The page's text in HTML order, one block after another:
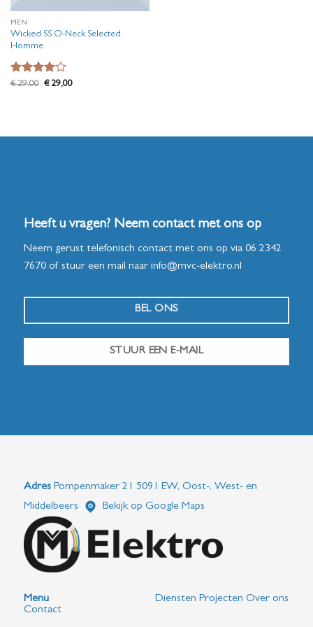
MEN
Wicked SS O-Neck Selected
Homme
Waardering
€29,00 Oorspronkelijke
€29,00Huidige
Heeft u vragen? Neem contact met ons op
Neem gerust telefonisch contact met ons op via 06 2342
7670of stuur een mail naar info@mvc-elektro.nl
BEL ONS
STUUR EEN E-MAIL
AdresPompenmaker 21 5091 EW, Oost-, West- en
Middelbeers
Bekijk op Google Maps
Menu Diensten Projecten Over ons
Contact